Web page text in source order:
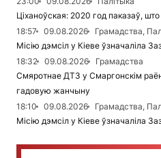
Ціханоўская: 2020 год паказаў,
18:57
09.08.2026
Грамадства,
Місію дэмсіл у Кіеве ўзначаліла
18:32
09.08.2026
Грамадства
Смяротнае ДТЗ у Смаргонскім
гадовую жанчыну
18:10
09.08.2026
Грамадства,
Місію дэмсіл у Кіеве ўзначаліла